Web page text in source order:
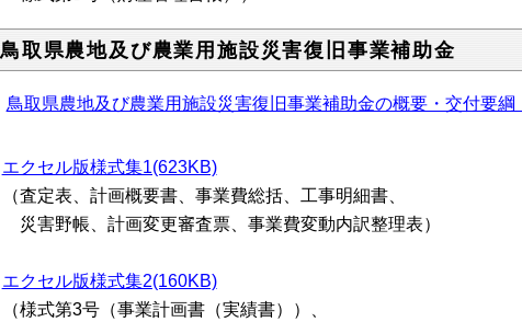
鳥取県農地及び農業用施設災害復旧事業補助金
鳥取県農地及び農業用施設災害復旧事業補助金の概要・交付要綱
エクセル版様式集1(623KB)
（査定表、計画概要書、事業費総括、工事明細書、
災害野帳、計画変更審査票、事業費変動内訳整理表）
エクセル版様式集2(160KB)
（様式第3号（事業計画書（実績書））、